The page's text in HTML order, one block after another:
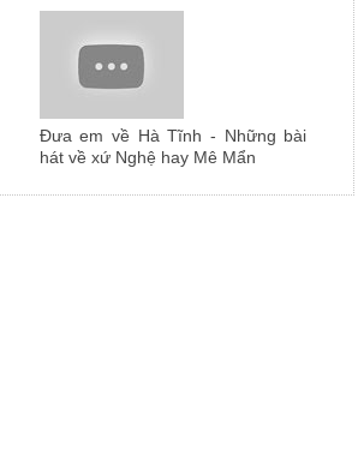
Đưa em về Hà Tĩnh - Những bài
hát về xứ Nghệ hay Mê Mẩn